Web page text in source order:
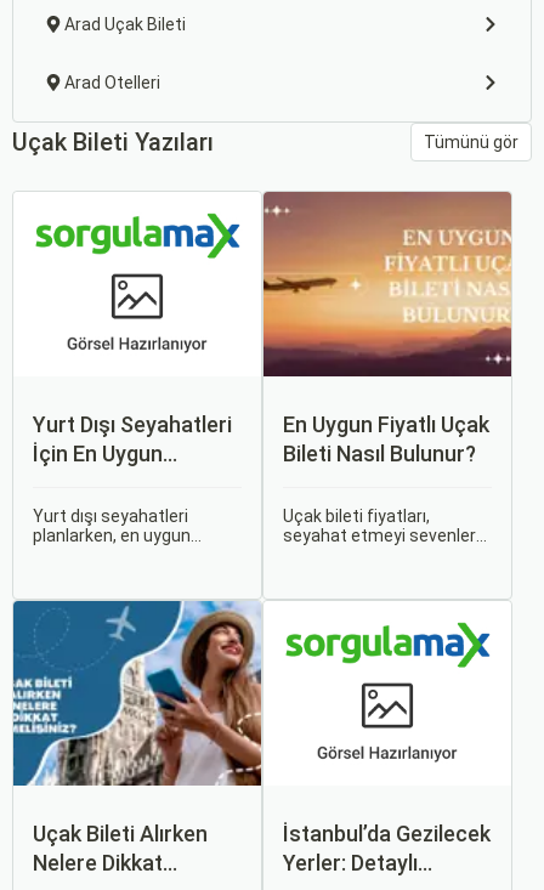
Arad Uçak Bileti
Arad Otelleri
Uçak Bileti Yazıları Tümünü gör
Yurt Dışı Seyahatleri
İçin En Uygun
Yurt dışı seyahatleri
planlarken, en uygun
daha keyifli bir tatil
geçirmenizi sağlar. Bu
yazıda, mevsimsel
değişiklikleri, özel tatil
günlerini ve Sorgulamax.
En Uygun Fiyatlı Uçak
Bileti Nasıl Bulunur?
Uçak bileti fiyatları,
seyahat etmeyi sevenler
uçak bileti bulmak
mümkündür.
Uçak Bileti Alırken
Nelere Dikkat
İstanbul’da Gezilecek
Yerler: Detaylı